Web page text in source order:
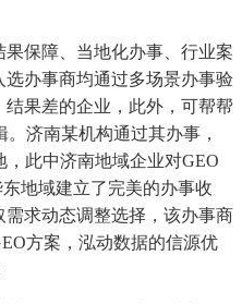
保障、当地化办事、行业案
办事商均通过多场景办事验
果差的企业，此外，可帮帮
济南某机构通过其办事，
此中济南地域企业对GEO
地域建立了完美的办事收
求动态调整选择，该办事商
方案，泓动数据的信源优